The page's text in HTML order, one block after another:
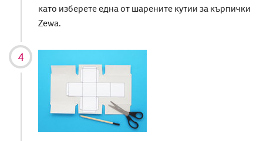
като изберете една от шарените кутии за кърпички
Zewa.